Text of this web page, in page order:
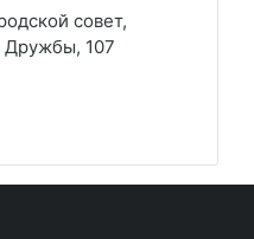
совет,
Дружбы, 107